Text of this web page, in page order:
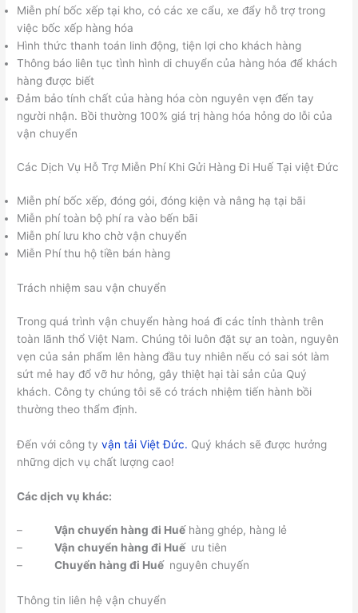
Miễn phí bốc xếp tại kho, có các xe cẩu, xe đẩy hỗ trợ trong
việc bốc xếp hàng hóa
Hình thức thanh toán linh động, tiện lợi cho khách hàng
Thông báo liên tục tình hình di chuyển của hàng hóa để khách
hàng được biết
Đảm bảo tính chất của hàng hóa còn nguyên vẹn đến tay
người nhận. Bồi thường 100% giá trị hàng hóa hỏng do lỗi của
vận chuyển
Các Dịch Vụ Hỗ Trợ Miễn Phí Khi Gửi Hàng Đi Huế Tại việt Đức
Miễn phí bốc xếp, đóng gói, đóng kiện và nâng hạ tại bãi
Miễn phí toàn bộ phí ra vào bến bãi
Miễn phí lưu kho chờ vận chuyển
Miễn Phí thu hộ tiền bán hàng
Trách nhiệm sau vận chuyển
Trong quá trình vận chuyển hàng hoá đi các tỉnh thành trên
toàn lãnh thổ Việt Nam. Chúng tôi luôn đặt sự an toàn, nguyên
vẹn của sản phẩm lên hàng đầu tuy nhiên nếu có sai sót làm
sứt mẻ hay đổ vỡ hư hỏng, gây thiệt hại tài sản của Quý
khách. Công ty chúng tôi sẽ có trách nhiệm tiến hành bồi
thường theo thẩm định.
Đến với công tyvận tải Việt Đức. Quý khách sẽ được hưởng
những dịch vụ chất lượng cao!
Các dịch vụ khác:
–Vận chuyển hàng đi Huếhàng ghép, hàng lẻ
–Vận chuyển hàng đi Huế ưu tiên
–Chuyển hàng đi Huế nguyên chuyến
Thông tin liên hệ vận chuyển